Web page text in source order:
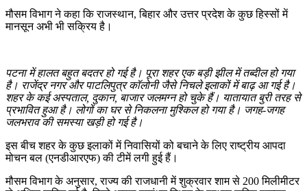
मौसम विभाग ने कहा कि राजस्थान, बिहार और उत्तर प्रदेश के कुछ हिस्सों में
मानसून अभी भी सक्रिय है।
पटना में हालत बहुत बदतर हो गई है। पूरा शहर एक बड़ी झील में तब्दील हो गया
है। राजेंद्र नगर और पाटलिपुत्र कॉलोनी जैसे निचले इलाकों में बाढ़ आ गई है।
शहर के कई अस्पताल, दुकान, बाजार जलमग्न हो चुके हैं। यातायात बुरी तरह से
प्रभावित हुआ है। लोगों का घर से निकलना मुश्किल हो गया है। जगह-जगह
जलभराव की समस्या खड़ी हो गई है।
इस बीच शहर के कुछ इलाकों में निवासियों को बचाने के लिए राष्ट्रीय आपदा
मोचन बल (एनडीआरएफ) की टीमें लगी हुई हैं।
मौसम विभाग के अनुसार, राज्य की राजधानी में शुक्रवार शाम से 200 मिलीमीटर